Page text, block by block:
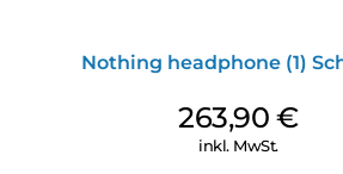
Nothing headphone (1)
263,90€
inkl. MwSt.